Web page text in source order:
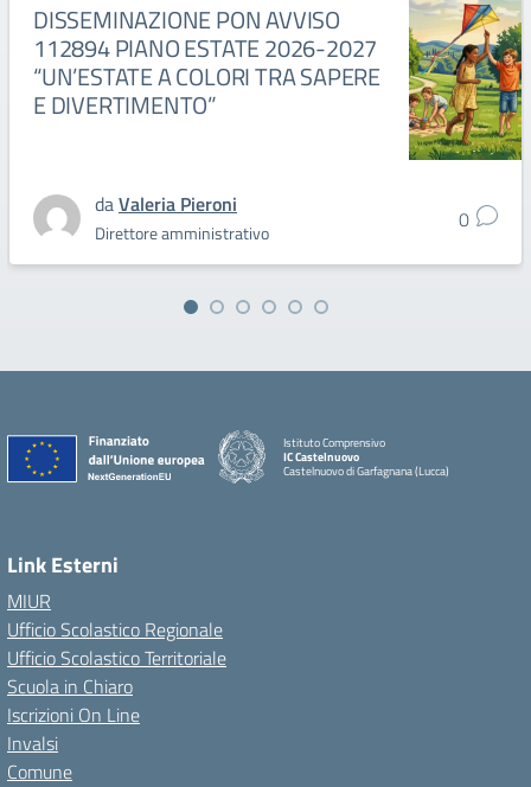
DISSEMINAZIONE PON AVVISO
112894 PIANO ESTATE 2026-2027
“UN’ESTATE A COLORI TRA SAPERE
E DIVERTIMENTO”
daValeria Pieroni
Direttore amministrativo 0
Istituto Comprensivo
IC Castelnuovo
Castelnuovo di Garfagnana (Lucca)
Link Esterni
MIUR
Ufficio Scolastico Regionale
Ufficio Scolastico Territoriale
Scuola in Chiaro
Iscrizioni On Line
Invalsi
Comune